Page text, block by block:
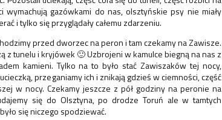
wymachują gazówkami do nas, olsztyńskie psy nie miały
i tylko się przyglądały całemu zdarzeniu.
przed dworzec na peron i tam czekamy na Zawisze.
z tunelu i kryjówek 🙂 Uzbrojeni w kamulce biegną na nas z
kamieni. Tylko na to było stać Zawiszaków tej nocy,
przeganiamy ich i znikają gdzieś w ciemności, część
w nocy. Czekamy jeszcze z pół godziny na peronie na
się do Olsztyna, po drodze Toruń ale w tamtych
się niczego spodziewać.